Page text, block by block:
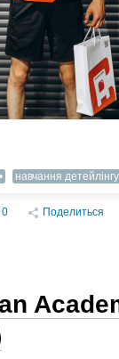
навчання детейлінгу
0 Поделиться